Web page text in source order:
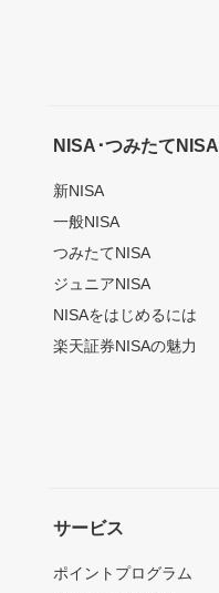
NISA･つみたてNISA
新NISA
一般NISA
つみたてNISA
ジュニアNISA
NISAをはじめるには
楽天証券NISAの魅力
サービス
ポイントプログラム